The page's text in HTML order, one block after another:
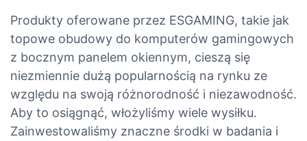
Produkty oferowane przez ESGAMING, takie jak
topowe obudowy do komputerów gamingowych
z bocznym panelem okiennym, cieszą się
niezmiennie dużą popularnością na rynku ze
względu na swoją różnorodność i niezawodność.
Aby to osiągnąć, włożyliśmy wiele wysiłku.
Zainwestowaliśmy znaczne środki w badania i